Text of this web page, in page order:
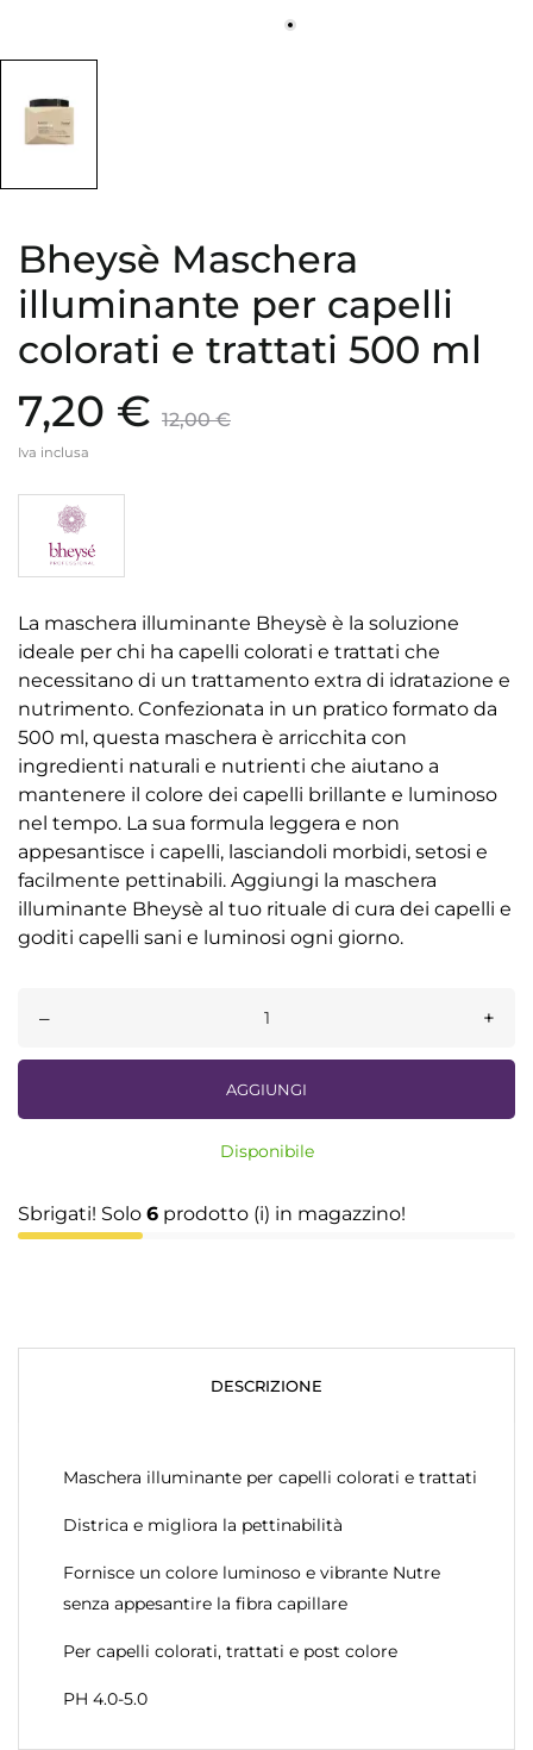
Bheysè Maschera
illuminante per capelli
colorati e trattati 500 ml
7,20 € 12,00 €
Iva inclusa
La maschera illuminante Bheysè è la soluzione
ideale per chi ha capelli colorati e trattati che
necessitano di un trattamento extra di idratazione e
nutrimento. Confezionata in un pratico formato da
500 ml, questa maschera è arricchita con
ingredienti naturali e nutrienti che aiutano a
mantenere il colore dei capelli brillante e luminoso
nel tempo. La sua formula leggera e non
appesantisce i capelli, lasciandoli morbidi, setosi e
facilmente pettinabili. Aggiungi la maschera
illuminante Bheysè al tuo rituale di cura dei capelli e
goditi capelli sani e luminosi ogni giorno.
– +
AGGIUNGI
Disponibile
Sbrigati! Solo 6 prodotto (i) in magazzino!
DESCRIZIONE
Maschera illuminante per capelli colorati e trattati
Districa e migliora la pettinabilità
Fornisce un colore luminoso e vibrante Nutre
senza appesantire la fibra capillare
Per capelli colorati, trattati e post colore
PH 4.0-5.0